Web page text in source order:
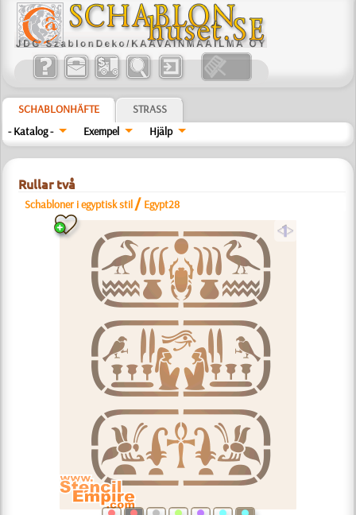
SCHABLONHÄFTE
STRASS
- Katalog -
Exempel Hjälp
Rullar två
Schabloner i egyptisk stil / Egypt28
a